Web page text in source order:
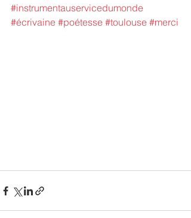
#instrumentauservicedumonde
#écrivaine #poétesse #toulouse #merci